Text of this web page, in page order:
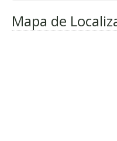
Mapa de